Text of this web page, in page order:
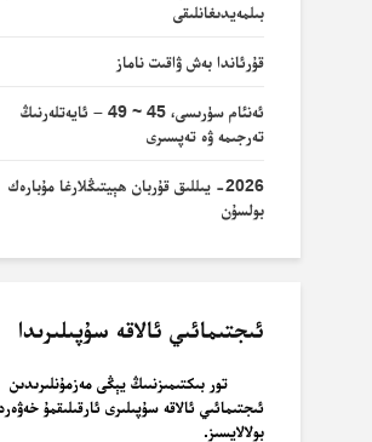
بىلمەيدىغانلىقى
قۇرئاندا بەش ۋاقىت ناماز
ئەنئام سۈرىسى، 45 ~ 49 – ئايەتلەرنىڭ
تەرجىمە ۋە تەپسىرى
2026- يىللىق قۇربان ھېيتىڭلارغا مۇبارەك
بولسۇن
ئىجتىمائىي ئالاقە سۇپىلىرىدا
تور بىكتىمىزنىىڭ يېڭى مەزمۇنلىرىدىن
ئىجتىمائىي ئالاقە سۇپىلىرى ئارقىلىقمۇ
بولالايسىز.